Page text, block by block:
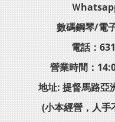
Ｗ
數碼鋼琴/電
電話：
營業時間：
地址: 提督馬路亞
(小本經營，人手